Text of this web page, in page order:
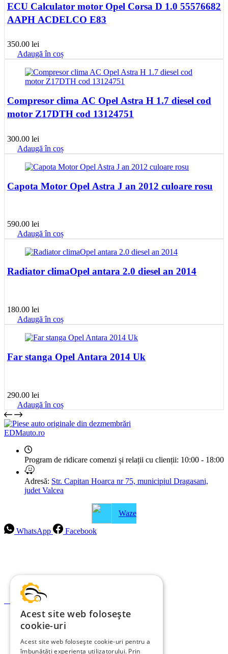
ECU Calculator motor Opel Corsa D 1.0 55576682
AAPH ACDELCO E83
350.00 lei
Adaugă în coș
Compresor clima AC Opel Astra H 1.7 diesel cod
motor Z17DTH cod 13124751
300.00 lei
Adaugă în coș
Capota Motor Opel Astra J an 2012 culoare rosu
590.00 lei
Adaugă în coș
Radiator climaOpel antara 2.0 diesel an 2014
180.00 lei
Adaugă în coș
Far stanga Opel Antara 2014 Uk
290.00 lei
Adaugă în coș
EDMauto.ro
Program de ridicare comenzi și relații cu clienții: 10:00 - 18:00
Adresă: Str. Capitan Hoarca nr 75, municipiul Dragasani,
judet Valcea
Waze
WhatsApp
Facebook
Politica de ramburs și retur
Formular de retur
Garanții
Termeni și condiții
Acest site web folosește
cookie-uri
Acest site web folosește cookie-uri pentru a
îmbunătăți experiența utilizatorului. Prin